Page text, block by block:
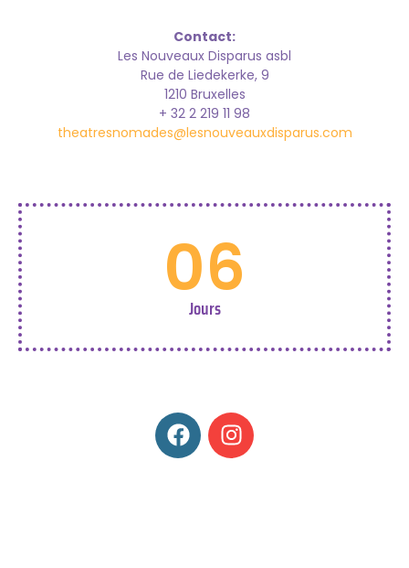
Contact:
Les Nouveaux Disparus asbl
Rue de Liedekerke, 9
1210 Bruxelles
+ 32 2 219 11 98
theatresnomades@lesnouveauxdisparus.com
06
Jours